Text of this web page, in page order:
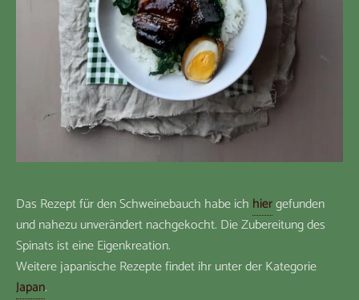
Das Rezept für den Schweinebauch habe ich hiergefunden
und nahezu unverändert nachgekocht. Die Zubereitung des
Spinats ist eine Eigenkreation.
Weitere japanische Rezepte findet ihr unter der Kategorie
Japan.